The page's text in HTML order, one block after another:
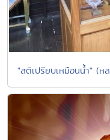
"สติเปรียบเหมือนน้ำ" (